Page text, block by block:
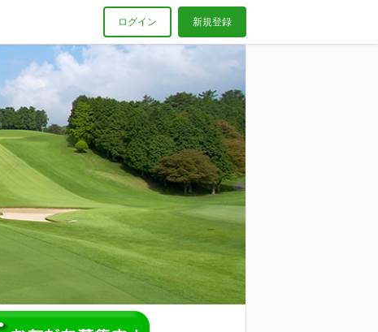
ログイン 新規登録